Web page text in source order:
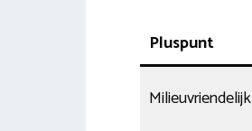
Pluspunt
Milieuvriendelijk